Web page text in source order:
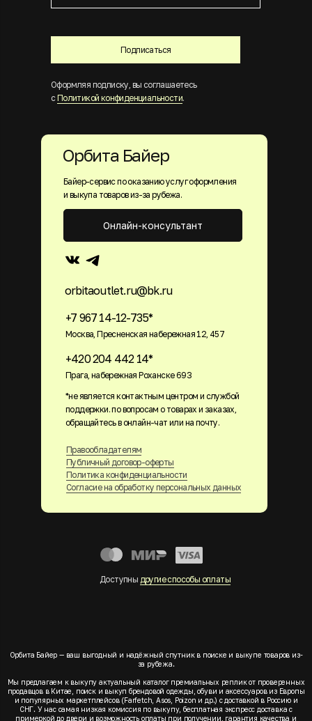
Подписаться
Оформляя подписку, вы соглашаетесь
с Политикой конфиденциальности.
Байер-сервис по оказанию услуг оформления
и выкупа товаров из-за рубежа.
+7 967 14-12-735*
Москва, Пресненская набережная 12, 457
+420 204 442 14*
Прага, набережная Роханске 693
orbitaoutlet.ru@bk.ru
Правообладателям
Публичный договор-оферты
Политика конфиденциальности
Согласие на обработку персональных данных
Онлайн-консультант
Орбита Байер
Доступны другие способы оплаты
*не является контактным центром и службой
поддержки. по вопросам о товарах и заказах,
обращайтесь в онлайн-чат или на почту.
Орбита Байер — ваш выгодный и надёжный спутник в поиске и выкупе товаров из-
за рубежа.
Мы предлагаем к выкупу актуальный каталог премиальных реплик от проверенных
продавцов в Китае, поиск и выкуп брендовой одежды, обуви и аксессуаров из Европы
и популярных маркетплейсов (Farfetch, Asos, Poizon и др.) с доставкой в Россию и
СНГ. У нас самая низкая комиссия по выкупу, бесплатная экспресс доставка с
примеркой до двери и возможность оплаты при получении, гарантия качества и